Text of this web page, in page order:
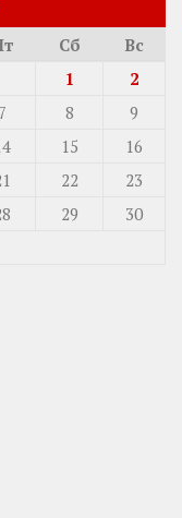
Сб
Вс
1
2
7 8
9
15
16
22
23
29
30